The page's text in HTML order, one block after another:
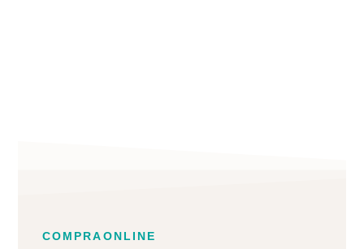
COMPRA ONLINE